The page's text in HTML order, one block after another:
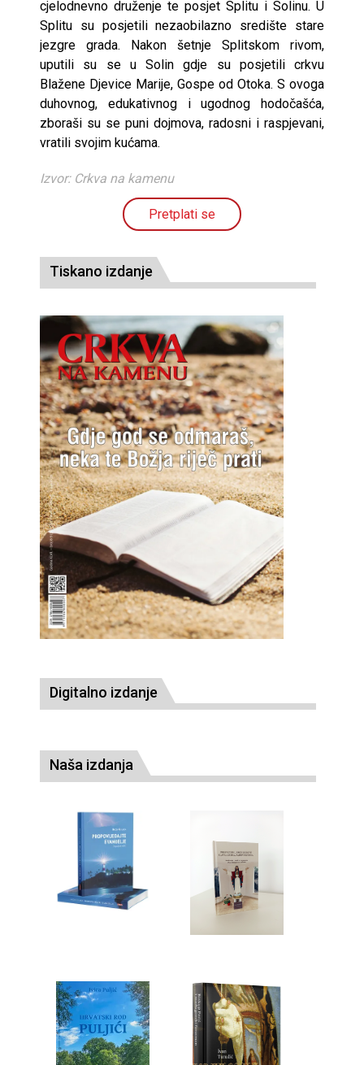
cjelodnevno druženje te posjet Splitu i Solinu. U
Splitu su posjetili nezaobilazno središte stare
jezgre grada. Nakon šetnje Splitskom rivom,
uputili su se u Solin gdje su posjetili crkvu
Blažene Djevice Marije, Gospe od Otoka. S ovoga
duhovnog, edukativnog i ugodnog hodočašća,
zboraši su se puni dojmova, radosni i raspjevani,
vratili svojim kućama.
Izvor: Crkva na kamenu
Pretplati se
Tiskano izdanje
Digitalno izdanje
Naša izdanja